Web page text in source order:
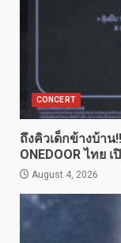
CONCERT
ถึงคิวเด็กข้างบ้าน
ONEDOOR ไทย
August 4, 2026